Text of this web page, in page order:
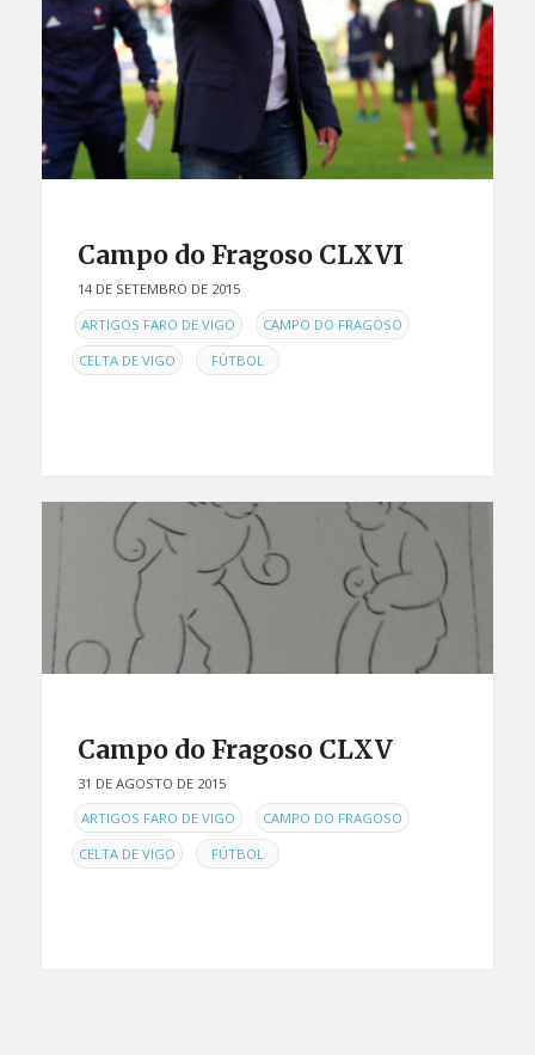
Campo do Fragoso CLXVI
14 DE SETEMBRO DE 2015
ENARTIGOS FARO DE VIGO , CAMPO DO FRAGOSO ,
CELTA DE VIGO , FÚTBOL
Campo do Fragoso CLXV
31 DE AGOSTO DE 2015
ENARTIGOS FARO DE VIGO , CAMPO DO FRAGOSO ,
CELTA DE VIGO , FÚTBOL